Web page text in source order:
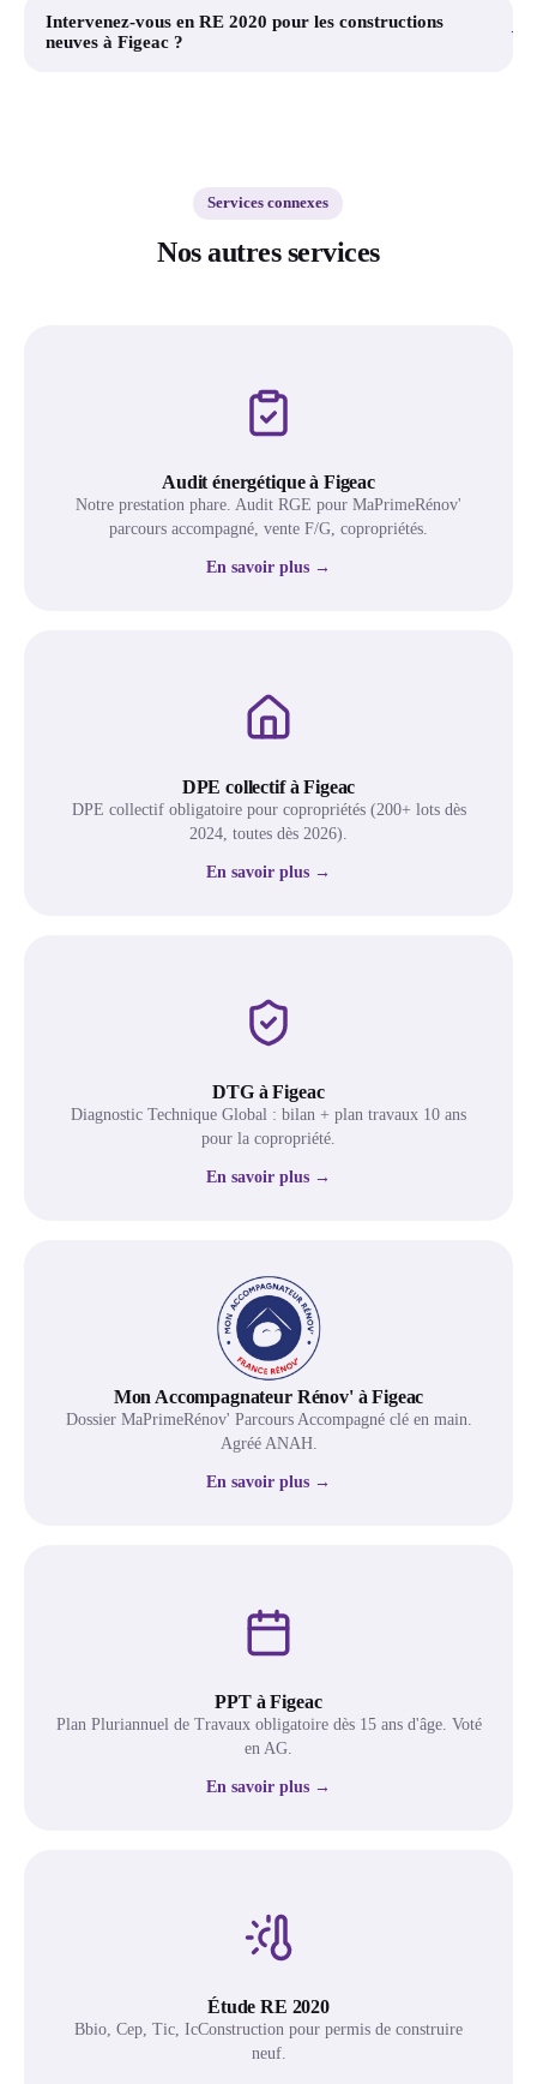
Intervenez-vous en RE 2020 pour les constructions
neuves à Figeac ?
+
Services connexes
Nos autres services
Audit énergétique à Figeac
Notre prestation phare. Audit RGE pour MaPrimeRénov'
parcours accompagné, vente F/G, copropriétés.
En savoir plus →
DPE collectif à Figeac
DPE collectif obligatoire pour copropriétés (200+ lots dès
2024, toutes dès 2026).
En savoir plus →
DTG à Figeac
Diagnostic Technique Global : bilan + plan travaux 10 ans
pour la copropriété.
En savoir plus →
Mon Accompagnateur Rénov' à Figeac
Dossier MaPrimeRénov' Parcours Accompagné clé en main.
Agréé ANAH.
En savoir plus →
PPT à Figeac
Plan Pluriannuel de Travaux obligatoire dès 15 ans d'âge. Voté
en AG.
En savoir plus →
Étude RE 2020
Bbio, Cep, Tic, IcConstruction pour permis de construire
neuf.